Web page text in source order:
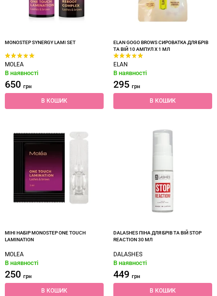
MONOSTEP SYNERGY LAMI SET
MOLEA
В наявності
650 грн
В КОШИК
ELAN GOGO BROWS СИРОВАТКА ДЛЯ БРІВ
ТА ВІЙ 10 АМПУЛ Х 1 МЛ
ELAN
В наявності
295 грн
В КОШИК
МІНІ НАБІР MONOSTEP ONE TOUCH
LAMINATION
MOLEA
В наявності
250 грн
В КОШИК
DALASHES ПІНА ДЛЯ БРІВ ТА ВІЙ STOP
REACTION 30 МЛ
DALASHES
В наявності
449 грн
В КОШИК